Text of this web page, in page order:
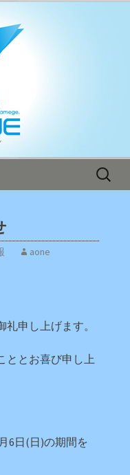
ャルブログ
検
aone
申し上げます。
ととお喜び申し上
6日(日)の期間を